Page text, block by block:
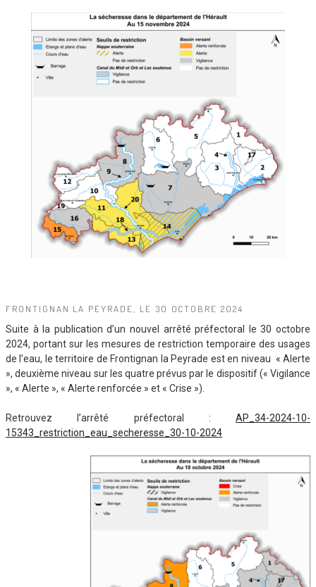
FRONTIGNAN LA PEYRADE, LE 30 OCTOBRE 2024
Suite à la publication d’un nouvel arrêté préfectoral le 30 octobre
2024, portant sur les mesures de restriction temporaire des usages
de l’eau, le territoire de Frontignan la Peyrade est en niveau « Alerte
», deuxième niveau sur les quatre prévus par le dispositif (« Vigilance
», « Alerte », « Alerte renforcée » et « Crise »).
Retrouvez l’arrêté préfectoral : AP_34-2024-10-
15343_restriction_eau_secheresse_30-10-2024